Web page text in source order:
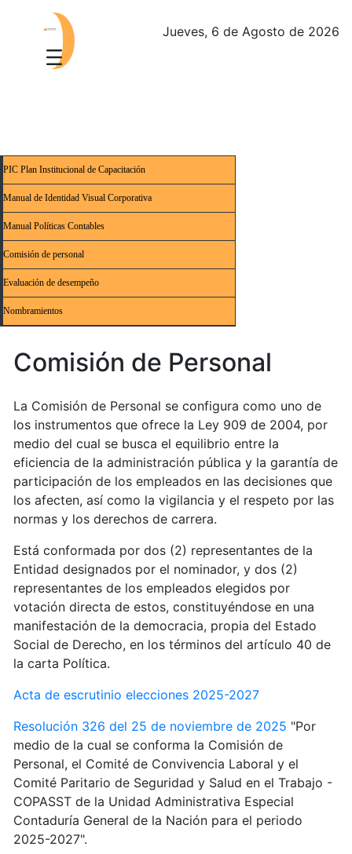
Jueves, 6 de Agosto de 2026
PIC Plan Institucional de Capacitación
Manual de Identidad Visual Corporativa
Manual Políticas Contables
Comisión de personal
Evaluación de desempeño
Nombramientos
Comisión de Personal
La Comisión de Personal se configura como uno de
los instrumentos que ofrece la Ley 909 de 2004, por
medio del cual se busca el equilibrio entre la
eficiencia de la administración pública y la garantía de
participación de los empleados en las decisiones que
los afecten, así como la vigilancia y el respeto por las
normas y los derechos de carrera.
Está conformada por dos (2) representantes de la
Entidad designados por el nominador, y dos (2)
representantes de los empleados elegidos por
votación directa de estos, constituyéndose en una
manifestación de la democracia, propia del Estado
Social de Derecho, en los términos del artículo 40 de
la carta Política.
Acta de escrutinio elecciones 2025-2027
Resolución 326 del 25 de noviembre de 2025 "Por
medio de la cual se conforma la Comisión de
Personal, el Comité de Convivencia Laboral y el
Comité Paritario de Seguridad y Salud en el Trabajo -
COPASST de la Unidad Administrativa Especial
Contaduría General de la Nación para el periodo
2025-2027".